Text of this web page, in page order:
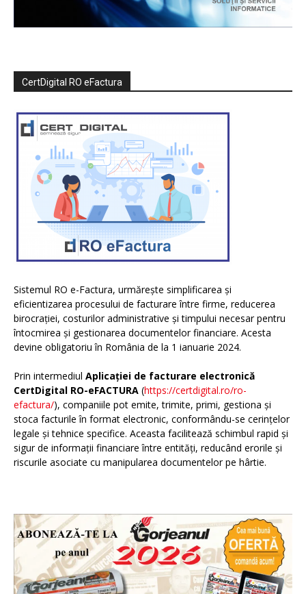
CertDigital RO eFactura
Sistemul RO e-Factura, urmărește simplificarea și
eficientizarea procesului de facturare între firme, reducerea
birocrației, costurilor administrative și timpului necesar pentru
întocmirea și gestionarea documentelor financiare. Acesta
devine obligatoriu în România de la 1 ianuarie 2024.
Prin intermediul Aplicației de facturare electronică
CertDigital RO-eFACTURA (https://certdigital.ro/ro-
efactura/), companiile pot emite, trimite, primi, gestiona și
stoca facturile în format electronic, conformându-se cerințelor
legale și tehnice specifice. Aceasta facilitează schimbul rapid și
sigur de informații financiare între entități, reducând erorile și
riscurile asociate cu manipularea documentelor pe hârtie.